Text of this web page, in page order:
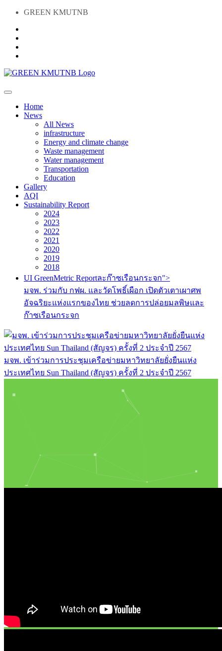
GREEN KMUTNB
Home
News
All News
infrastructure
Energy and climate change
Waste management
Water management
Transportation
Education
Gallery
AQI
Sustainability Report
2024
2023
2022
2021
2020
2019
2018
UI GreenMetric Reportละก๊าซเรือนกระจก">
มจพ. ร่วมกับ กฟผ. และวัดโพธิ์เผือก เปิดตัวเตาเผาศพ
อัจฉริยะแห่งแรกของไทย ช่วยลดการปล่อยมลพิษและ
ก๊าซเรือนกระจก
มจพ. เข้าร่วมการประชุมเครือข่ายมหาวิทยาลัยยั่งยืนแห่ง
ประเทศไทย Sun Thailand (สัญจร) ครั้งที่ 2 ประจำปี 2567